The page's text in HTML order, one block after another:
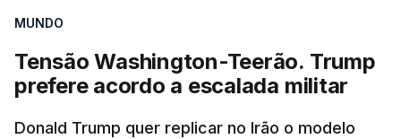
MUNDO
Tensão Washington-Teerão. Trump
prefere acordo a escalada militar
Donald Trump quer replicar no Irão o modelo